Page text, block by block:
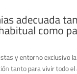
adecuada
como
y entorno exclusivo
tanto para vivir todo